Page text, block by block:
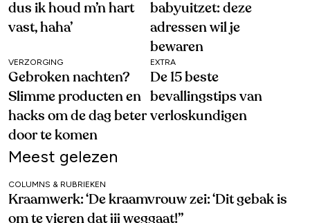
dus ik houd m’n hart
vast, haha’
babyuitzet: deze
adressen wil je
bewaren
VERZORGING
Gebroken nachten?
Slimme producten en
hacks om de dag beter
door te komen
EXTRA
De 15 beste
bevallingstips van
verloskundigen
Meest gelezen
COLUMNS & RUBRIEKEN
Kraamwerk: ‘De kraamvrouw zei: ‘Dit gebak is
om te vieren dat jij weggaat!’’